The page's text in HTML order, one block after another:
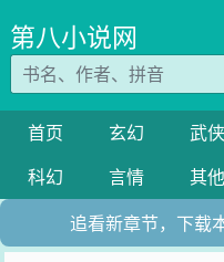
第八小说网
首页 玄幻 武侠
科幻
言情 其他
追看新章节，下载